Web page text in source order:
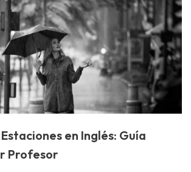
en Inglés: Guía
Profesor